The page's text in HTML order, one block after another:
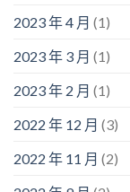
2023 年 4 月 (1)
2023 年 3 月 (1)
2023 年 2 月 (1)
2022 年 12 月 (3)
2022 年 11 月 (2)